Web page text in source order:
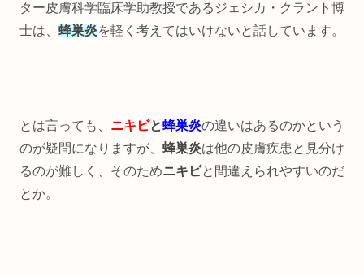
ター皮膚科学臨床学助教授であるジェシカ・クラント博
士は、 蜂巣炎を軽く考えてはいけないと話しています。
とは言っても、 ニキビと蜂巣炎の違いはあるのかという
のが疑問になりますが、 蜂巣炎は他の皮膚疾患と見分け
るのが難しく、そのためニキビと間違えられやすいのだ
とか。